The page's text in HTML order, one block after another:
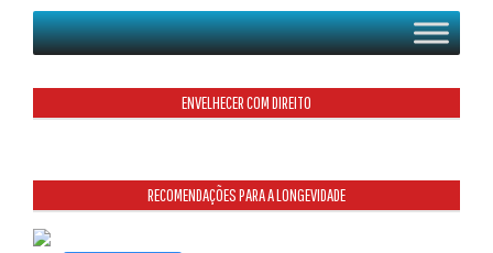
ENVELHECER COM DIREITO
RECOMENDAÇÕES PARA A LONGEVIDADE